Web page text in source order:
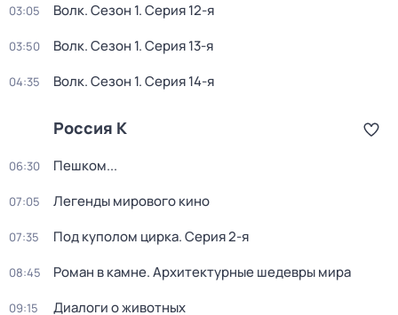
03:05 Волк. Сезон 1. Серия 12-я
03:50 Волк. Сезон 1. Серия 13-я
04:35 Волк. Сезон 1. Серия 14-я
Россия К
06:30 Пешком...
07:05 Легенды мирового кино
07:35 Под куполом цирка. Серия 2-я
08:45 Роман в камне. Архитектурные шедевры мира
09:15 Диалоги о животных